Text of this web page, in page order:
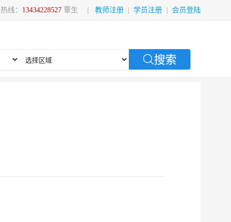
线： 13434228527 覃生 教师注册 学员注册 会员登陆
搜索